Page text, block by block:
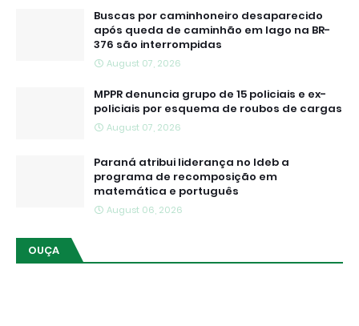
Buscas por caminhoneiro desaparecido
após queda de caminhão em lago na BR-
376 são interrompidas
August 07, 2026
MPPR denuncia grupo de 15 policiais e ex-
policiais por esquema de roubos de cargas
August 07, 2026
Paraná atribui liderança no Ideb a
programa de recomposição em
matemática e português
August 06, 2026
OUÇA